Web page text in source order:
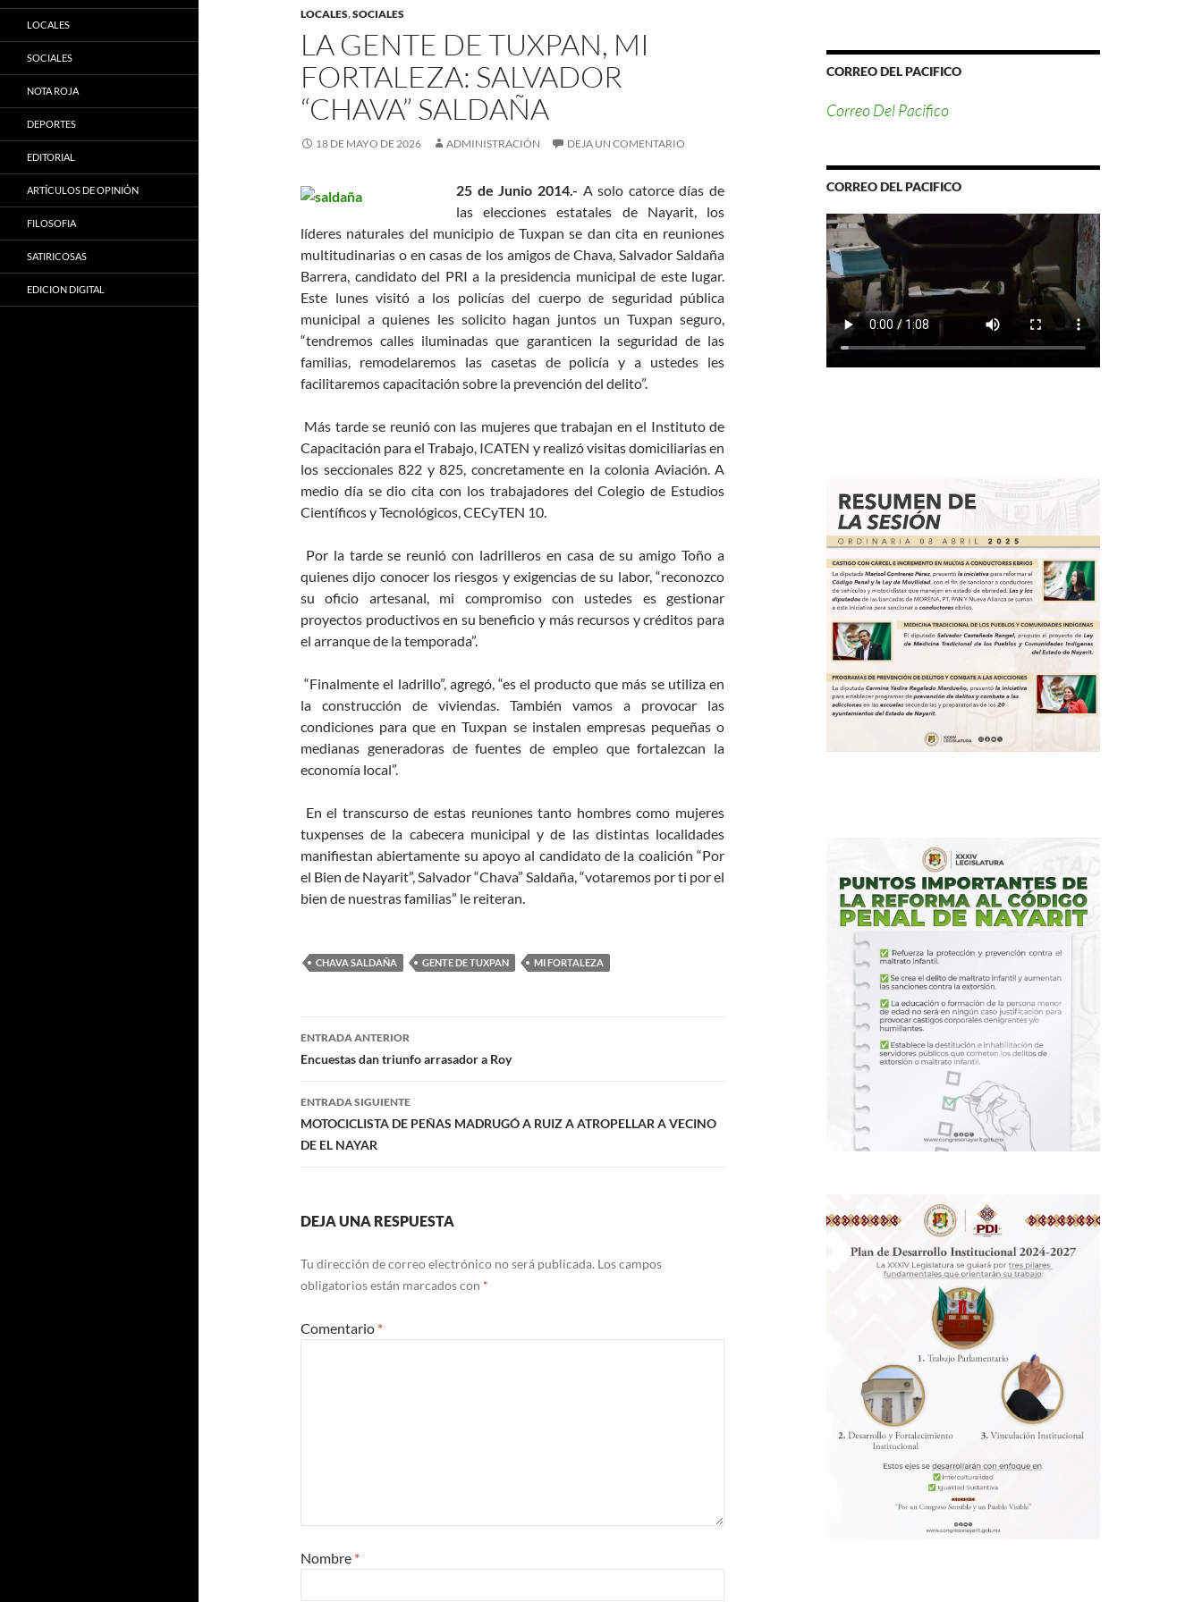
LOCALES,SOCIALES
LA GENTE DE TUXPAN, MI
FORTALEZA: SALVADOR
“CHAVA” SALDAÑA
18 DE MAYO DE 2026 ADMINISTRACIÓN DEJA UN COMENTARIO
25 de Junio 2014.- A solo catorce días de
las elecciones estatales de Nayarit, los
líderes naturales del municipio de Tuxpan se dan cita en reuniones
multitudinarias o en casas de los amigos de Chava, Salvador Saldaña
Barrera, candidato del PRI a la presidencia municipal de este lugar.
Este lunes visitó a los policías del cuerpo de seguridad pública
municipal a quienes les solicito hagan juntos un Tuxpan seguro,
“tendremos calles iluminadas que garanticen la seguridad de las
familias, remodelaremos las casetas de policía y a ustedes les
facilitaremos capacitación sobre la prevención del delito”.
Más tarde se reunió con las mujeres que trabajan en el Instituto de
Capacitación para el Trabajo, ICATEN y realizó visitas domiciliarias en
los seccionales 822 y 825, concretamente en la colonia Aviación. A
medio día se dio cita con los trabajadores del Colegio de Estudios
Científicos y Tecnológicos, CECyTEN 10.
Por la tarde se reunió con ladrilleros en casa de su amigo Toño a
quienes dijo conocer los riesgos y exigencias de su labor, “reconozco
su oficio artesanal, mi compromiso con ustedes es gestionar
proyectos productivos en su beneficio y más recursos y créditos para
el arranque de la temporada”.
“Finalmente el ladrillo”, agregó, “es el producto que más se utiliza en
la construcción de viviendas. También vamos a provocar las
condiciones para que en Tuxpan se instalen empresas pequeñas o
medianas generadoras de fuentes de empleo que fortalezcan la
economía local”.
En el transcurso de estas reuniones tanto hombres como mujeres
tuxpenses de la cabecera municipal y de las distintas localidades
manifiestan abiertamente su apoyo al candidato de la coalición “Por
el Bien de Nayarit”, Salvador “Chava” Saldaña, “votaremos por ti por el
bien de nuestras familias” le reiteran.
CHAVA SALDAÑA GENTE DE TUXPAN MI FORTALEZA
Navegación
de
entradas
ENTRADA ANTERIOR
Encuestas dan triunfo arrasador a Roy
ENTRADA SIGUIENTE
MOTOCICLISTA DE PEÑAS MADRUGÓ A RUIZ A ATROPELLAR A VECINO
DE EL NAYAR
DEJA UNA RESPUESTA
Tu dirección de correo electrónico no será publicada. Los campos
obligatorios están marcados con *
Comentario *
Nombre *
CORREO DEL PACIFICO
Correo Del Pacifico
CORREO DEL PACIFICO
LOCALES
SOCIALES
NOTA ROJA
DEPORTES
EDITORIAL
ARTÍCULOS DE OPINIÓN
FILOSOFIA
SATIRICOSAS
EDICION DIGITAL